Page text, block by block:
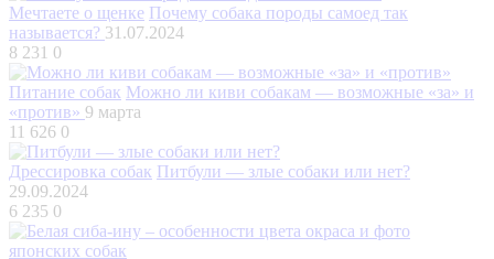
Мечтаете о щенке Почему собака породы самоед так
называется? 31.07.2024
8 231 0
Питание собак Можно ли киви собакам — возможные «за» и
«против» 9 марта
11 626 0
Дрессировка собак Питбули — злые собаки или нет?
29.09.2024
6 235 0